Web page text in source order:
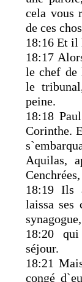
cela vous
de ces
18:16 Et il
18:17
le chef de
le
peine.
18:18
Corinthe.
Aquilas,
18:19 Ils
laissa ses
18:20
séjour.
18:21
congé